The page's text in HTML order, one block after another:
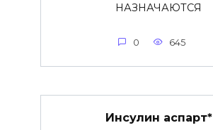
НАЗНАЧАЮТСЯ
0 645
Инсулин аспарт*